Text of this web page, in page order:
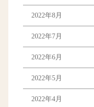
2022年8月
2022年7月
2022年6月
2022年5月
2022年4月